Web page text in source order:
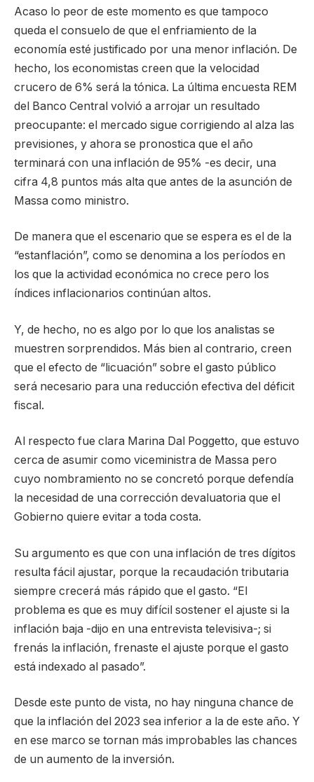
Acaso lo peor de este momento es que tampoco
queda el consuelo de que el enfriamiento de la
economía esté justificado por una menor inflación. De
hecho, los economistas creen que la velocidad
crucero de 6% será la tónica. La última encuesta REM
del Banco Central volvió a arrojar un resultado
preocupante: el mercado sigue corrigiendo al alza las
previsiones, y ahora se pronostica que el año
terminará con una inflación de 95% -es decir, una
cifra 4,8 puntos más alta que antes de la asunción de
Massa como ministro.
De manera que el escenario que se espera es el de la
“estanflación”, como se denomina a los períodos en
los que la actividad económica no crece pero los
índices inflacionarios continúan altos.
Y, de hecho, no es algo por lo que los analistas se
muestren sorprendidos. Más bien al contrario, creen
que el efecto de “licuación” sobre el gasto público
será necesario para una reducción efectiva del déficit
fiscal.
Al respecto fue clara Marina Dal Poggetto, que estuvo
cerca de asumir como viceministra de Massa pero
cuyo nombramiento no se concretó porque defendía
la necesidad de una corrección devaluatoria que el
Gobierno quiere evitar a toda costa.
Su argumento es que con una inflación de tres dígitos
resulta fácil ajustar, porque la recaudación tributaria
siempre crecerá más rápido que el gasto. “El
problema es que es muy difícil sostener el ajuste si la
inflación baja -dijo en una entrevista televisiva-; si
frenás la inflación, frenaste el ajuste porque el gasto
está indexado al pasado”.
Desde este punto de vista, no hay ninguna chance de
que la inflación del 2023 sea inferior a la de este año. Y
en ese marco se tornan más improbables las chances
de un aumento de la inversión.